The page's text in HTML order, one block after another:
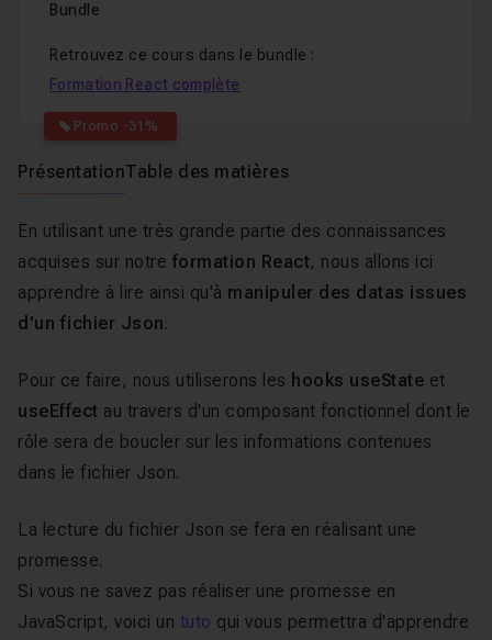
Bundle
Retrouvez ce cours dans le bundle :
Promo -31%
Formation React complète
PrésentationTable des matières
En utilisant une très grande partie des connaissances
acquises sur notre formation React, nous allons ici
apprendre à lire ainsi qu'à manipuler des datas issues
d'un fichier Json.
Pour ce faire, nous utiliserons les hooks useState et
useEffect au travers d'un composant fonctionnel dont le
rôle sera de boucler sur les informations contenues
dans le fichier Json.
La lecture du fichier Json se fera en réalisant une
promesse.
Si vous ne savez pas réaliser une promesse en
JavaScript, voici un tuto qui vous permettra d'apprendre